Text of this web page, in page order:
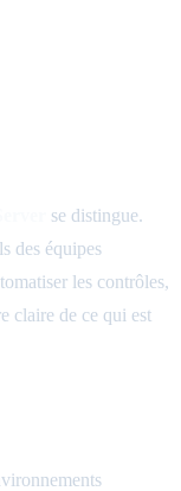
se distingue.
des équipes
les contrôles,
claire de ce qui est